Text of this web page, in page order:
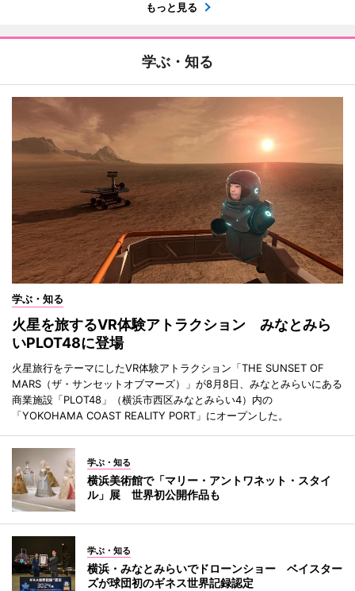
もっと見る
学ぶ・知る
学ぶ・知る
火星を旅するVR体験アトラクション みなとみら
いPLOT48に登場
火星旅行をテーマにしたVR体験アトラクション「THE SUNSET OF
MARS（ザ・サンセットオブマーズ）」が8月8日、みなとみらいにある
商業施設「PLOT48」（横浜市西区みなとみらい4）内の
「YOKOHAMA COAST REALITY PORT」にオープンした。
学ぶ・知る
横浜美術館で「マリー・アントワネット・スタイ
ル」展 世界初公開作品も
学ぶ・知る
横浜・みなとみらいでドローンショー ベイスター
ズが球団初のギネス世界記録認定